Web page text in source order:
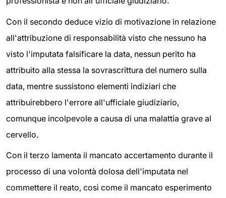
Con il secondo deduce vizio di motivazione in relazione
all'attribuzione di responsabilità visto che nessuno ha
visto l'imputata falsificare la data, nessun perito ha
attribuito alla stessa la sovrascrittura del numero sulla
data, mentre sussistono elementi indiziari che
attribuirebbero l'errore all'ufficiale giudiziario,
comunque incolpevole a causa di una malattia grave al
cervello.
Con il terzo lamenta il mancato accertamento durante il
processo di una volontà dolosa dell'imputata nel
commettere il reato, così come il mancato esperimento